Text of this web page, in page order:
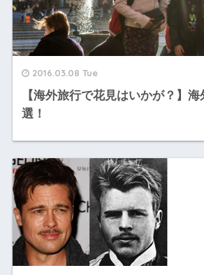
2016.03.08 Tue
【海外旅行で花見はいかが？】
選！